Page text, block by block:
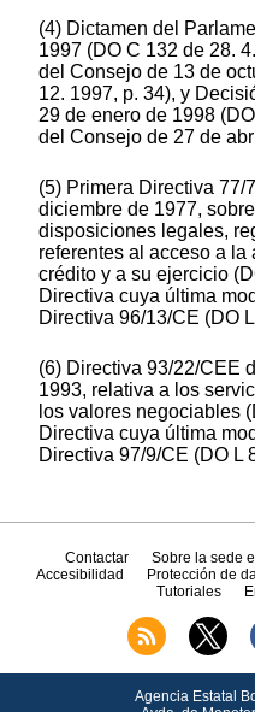
(4) Dictamen del
1997 (DO C 132 de 28.
del Consejo de 13 de
12. 1997, p. 34), y
29 de enero de 1998
del Consejo de 27 de
(5) Primera Directiva
diciembre de 1977,
disposiciones legales,
referentes al acceso a
crédito y a su ejercicio
Directiva cuya última
Directiva 96/13/CE (DO
(6) Directiva 93/22/CEE
1993, relativa a los
los valores negociables
Directiva cuya última
Directiva 97/9/CE (DO L
Contactar Sobre la sede
Accesibilidad
Protección de
Tutoriales
Agencia Estatal